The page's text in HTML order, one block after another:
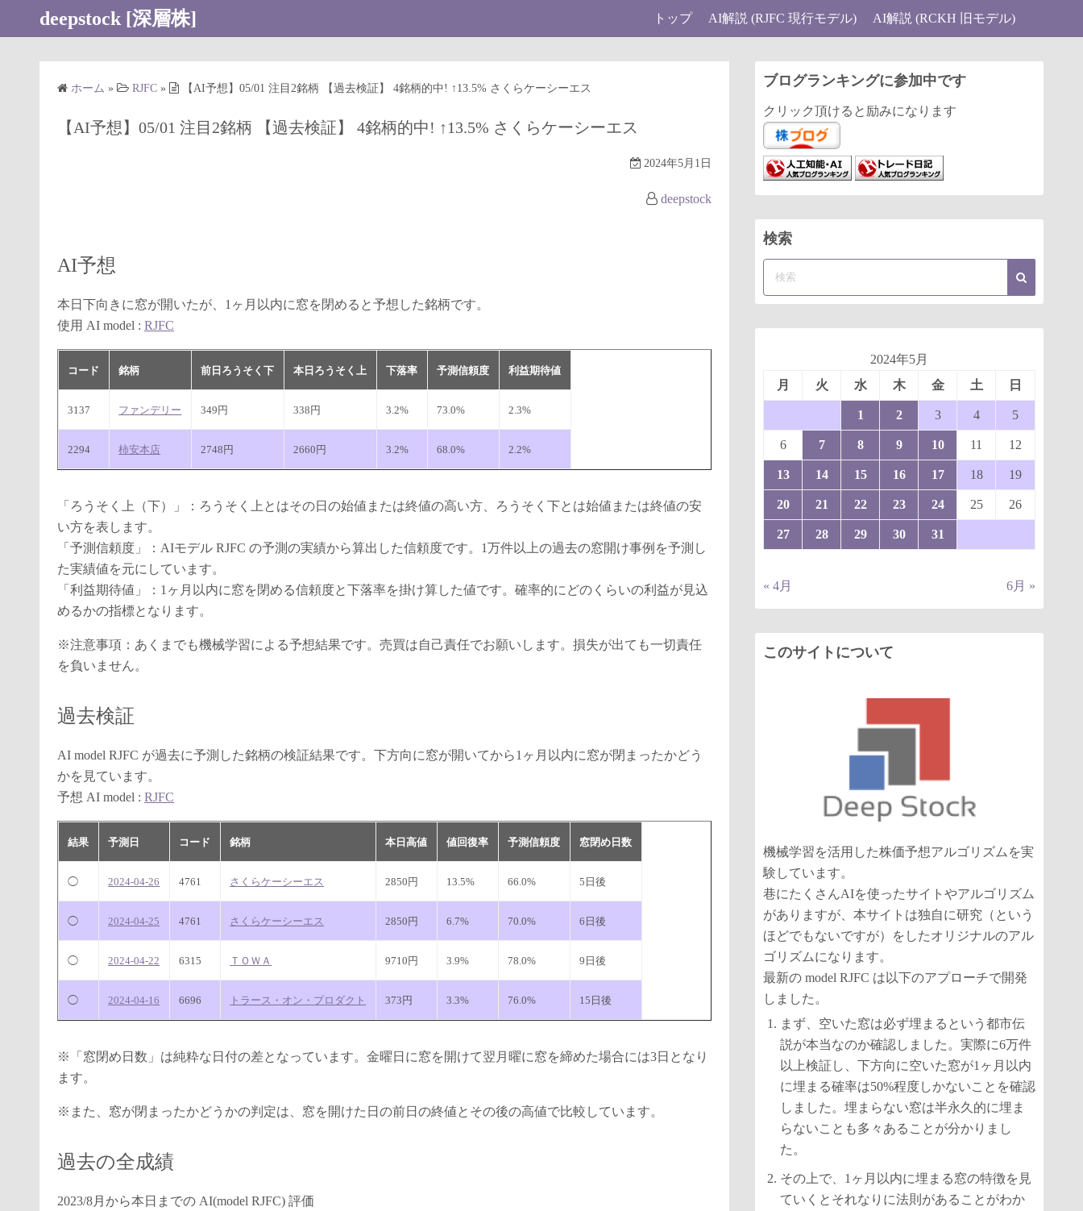
deepstock [深層株] トップ AI解説 (RJFC 現行モデル) AI解説 (RCKH 旧モデル)
ホーム » RJFC » 【AI予想】05/01 注目2銘柄 【過去検証】 4銘柄的中! ↑13.5% さくらケーシーエス
【AI予想】05/01 注目2銘柄 【過去検証】 4銘柄的中! ↑13.5% さくらケーシーエス
2024年5月1日
deepstock
AI予想
本日下向きに窓が開いたが、1ヶ月以内に窓を閉めると予想した銘柄です。
使用 AI model : RJFC
コード 銘柄 前日ろうそく下 本日ろうそく上 下落率 予測信頼度 利益期待値
3137 ファンデリー 349円 338円 3.2% 73.0% 2.3%
2294 柿安本店 2748円 2660円 3.2% 68.0% 2.2%
「ろうそく上（下）」：ろうそく上とはその日の始値または終値の高い方、ろうそく下とは始値または終値の安
い方を表します。
「予測信頼度」：AIモデル RJFC の予測の実績から算出した信頼度です。1万件以上の過去の窓開け事例を予測し
た実績値を元にしています。
「利益期待値」：1ヶ月以内に窓を閉める信頼度と下落率を掛け算した値です。確率的にどのくらいの利益が見込
めるかの指標となります。
※注意事項：あくまでも機械学習による予想結果です。売買は自己責任でお願いします。損失が出ても一切責任
を負いません。
過去検証
AI model RJFC が過去に予測した銘柄の検証結果です。下方向に窓が開いてから1ヶ月以内に窓が閉まったかどう
かを見ています。
予想 AI model : RJFC
結果 予測日 コード 銘柄 本日高値 値回復率 予測信頼度 窓閉め日数
◯ 2024-04-26 4761 さくらケーシーエス 2850円 13.5% 66.0% 5日後
◯ 2024-04-25 4761 さくらケーシーエス 2850円 6.7% 70.0% 6日後
◯ 2024-04-22 6315 ＴＯＷＡ 9710円 3.9% 78.0% 9日後
◯ 2024-04-16 6696 トラース・オン・プロダクト 373円 3.3% 76.0% 15日後
※「窓閉め日数」は純粋な日付の差となっています。金曜日に窓を開けて翌月曜に窓を締めた場合には3日となり
ます。
※また、窓が閉まったかどうかの判定は、窓を開けた日の前日の終値とその後の高値で比較しています。
過去の全成績
2023/8月から本日までの AI(model RJFC) 評価
ブログランキングに参加中です
クリック頂けると励みになります
検索
2024年5月
月
火 水 木 金 土 日
1 2 3 4 5
6 7 8 9 10 11 12
13 14 15 16 17 18 19
20 21 22 23 24 25 26
27 28 29 30 31
« 4月 6月 »
このサイトについて
機械学習を活用した株価予想アルゴリズムを実
験しています。
巷にたくさんAIを使ったサイトやアルゴリズム
がありますが、本サイトは独自に研究（という
ほどでもないですが）をしたオリジナルのアル
ゴリズムになります。
最新の model RJFC は以下のアプローチで開発
しました。
まず、空いた窓は必ず埋まるという都市伝
説が本当なのか確認しました。実際に6万件
以上検証し、下方向に空いた窓が1ヶ月以内
に埋まる確率は50%程度しかないことを確認
しました。埋まらない窓は半永久的に埋ま
らないことも多々あることが分かりまし
た。
その上で、1ヶ月以内に埋まる窓の特徴を見
ていくとそれなりに法則があることがわか